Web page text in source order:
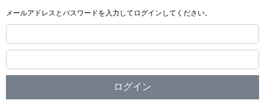
メールアドレスとパスワードを入力してログインしてください。